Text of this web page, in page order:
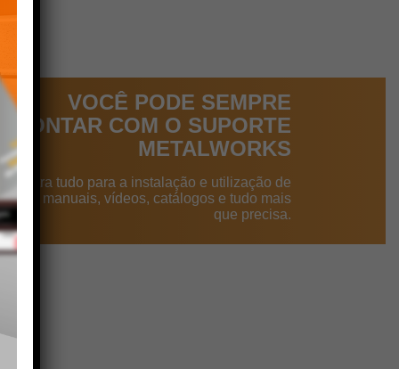
VOCÊ PODE SEMPRE
CONTAR COM O SUPORTE
METALWORKS
tudo para a instalação e utilização de
manuais, vídeos, catálogos e tudo mais
que precisa.